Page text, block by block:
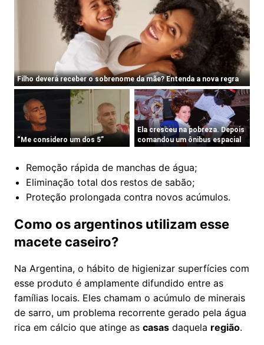
Remoção rápida de manchas de água;
Eliminação total dos restos de sabão;
Proteção prolongada contra novos acúmulos.
Como os argentinos utilizam esse
macete caseiro?
Na Argentina, o hábito de higienizar superfícies com
esse produto é amplamente difundido entre as
famílias locais. Eles chamam o acúmulo de minerais
de sarro, um problema recorrente gerado pela água
rica em cálcio que atinge as casas daquela região.